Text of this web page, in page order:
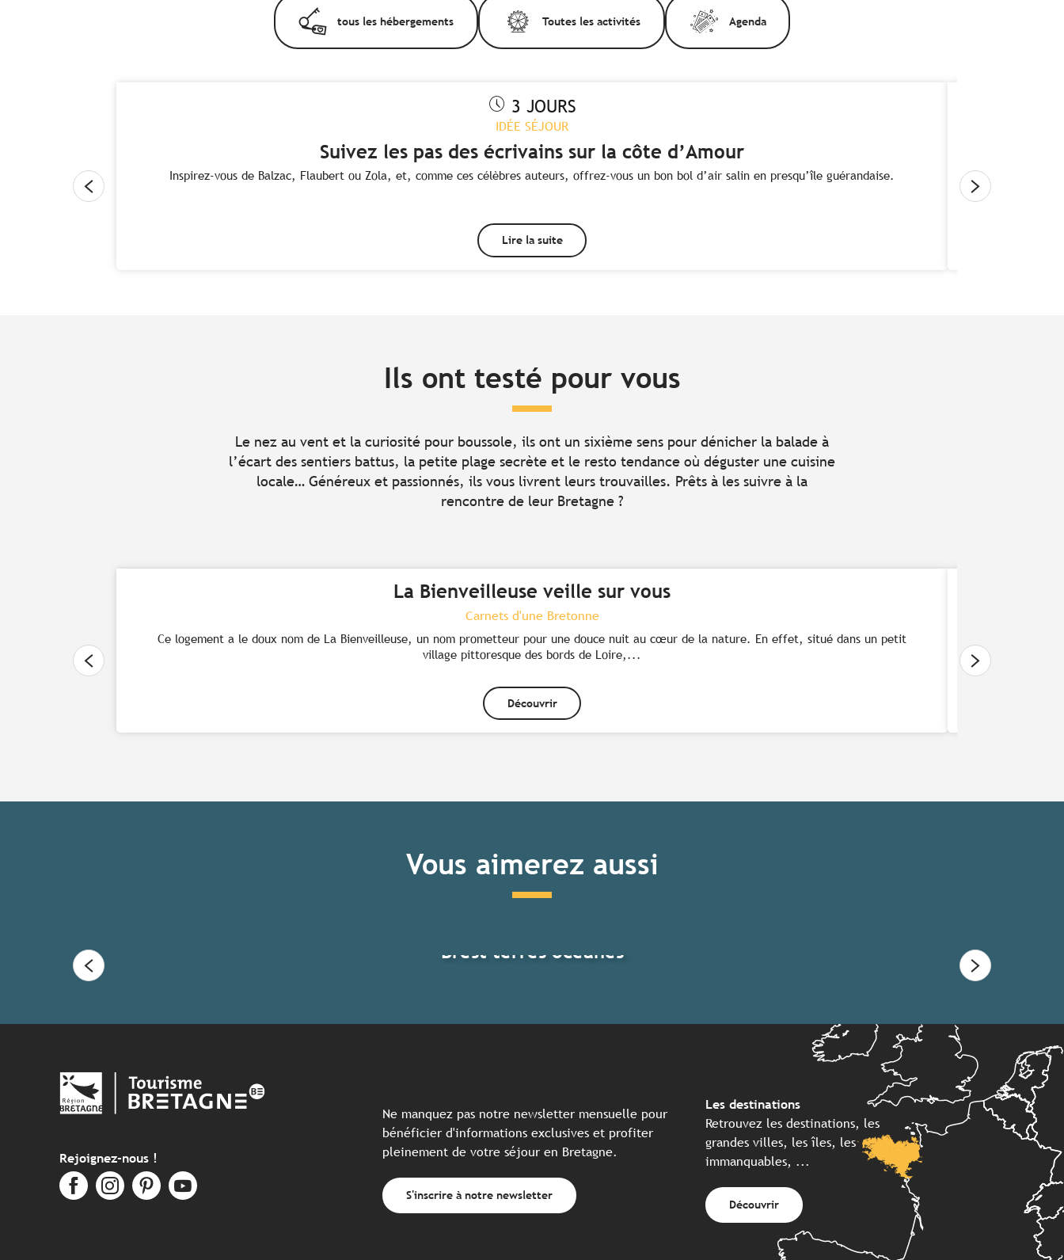
tous les hébergements Toutes les activités Agenda
3 JOURS
IDÉE SÉJOUR
Suivez les pas des écrivains sur la côte d’Amour
Inspirez-vous de Balzac, Flaubert ou Zola, et, comme ces célèbres auteurs, offrez-vous un bon bol d’air salin en presqu’île guérandaise.
Lire la suite
Ils ont testé pour vous
Le nez au vent et la curiosité pour boussole, ils ont un sixième sens pour dénicher la balade à
l’écart des sentiers battus, la petite plage secrète et le resto tendance où déguster une cuisine
locale… Généreux et passionnés, ils vous livrent leurs trouvailles. Prêts à les suivre à la
rencontre de leur Bretagne ?
La Bienveilleuse veille sur vous
Carnets d'une Bretonne
Ce logement a le doux nom de La Bienveilleuse, un nom prometteur pour une douce nuit au cœur de la nature. En effet, situé dans un petit
village pittoresque des bords de Loire,...
Découvrir
Vous aimerez aussi
Brest terres océanes
Rejoignez-nous !
Ne manquez pas notre newsletter mensuelle pour
bénéficier d'informations exclusives et profiter
pleinement de votre séjour en Bretagne.
S'inscrire à notre newsletter
Les destinations
Retrouvez les destinations, les
grandes villes, les îles, les
immanquables, ...
Découvrir